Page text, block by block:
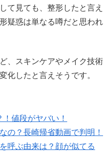
て見ても、整形したと言え
疑惑は単なる噂だと思われ
、スキンケアやメイク技術
化したと言えそうです。
値段がヤバい！
の？長崎帰省動画で判明！
呼ぶ由来は？顔が似てる